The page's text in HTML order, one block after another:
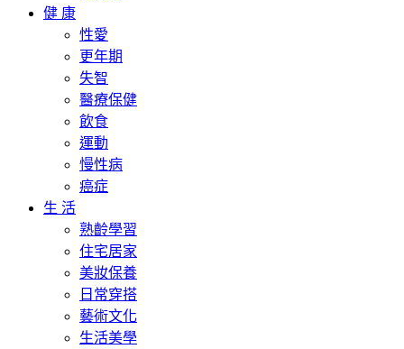
健 康
性愛
更年期
失智
醫療保健
飲食
運動
慢性病
癌症
生 活
熟齡學習
住宅居家
美妝保養
日常穿搭
藝術文化
生活美學